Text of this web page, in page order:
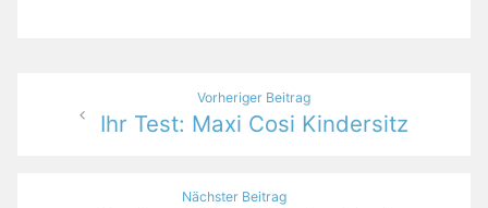
Beitragsnavigation
Vorheriger Beitrag
Ihr Test: Maxi Cosi Kindersitz
Nächster Beitrag